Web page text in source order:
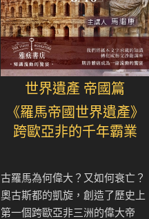
世界遺產 帝國篇
《羅馬帝國世界遺產》
跨歐亞非的千年霸業
古羅馬為何偉大？又如何衰亡？
奧古斯都的凱旋，創造了歷史上
第一個跨歐亞非三洲的偉大帝